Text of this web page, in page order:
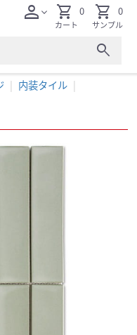
search
personexpand_more shopping_cart
カート
0 shopping_cart
サンプル
0
内装タイル